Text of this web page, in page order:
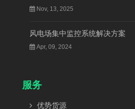
Nov, 13, 2025
风电场集中监控系统解决方案
Apr, 09, 2024
服务
优势货源